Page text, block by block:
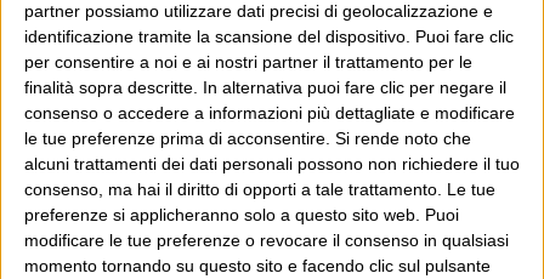
partner possiamo utilizzare dati precisi di geolocalizzazione e
identificazione tramite la scansione del dispositivo. Puoi fare clic
per consentire a noi e ai nostri partner il trattamento per le
finalità sopra descritte. In alternativa puoi fare clic per negare il
consenso o accedere a informazioni più dettagliate e modificare
le tue preferenze prima di acconsentire. Si rende noto che
alcuni trattamenti dei dati personali possono non richiedere il tuo
consenso, ma hai il diritto di opporti a tale trattamento. Le tue
preferenze si applicheranno solo a questo sito web. Puoi
modificare le tue preferenze o revocare il consenso in qualsiasi
momento tornando su questo sito e facendo clic sul pulsante